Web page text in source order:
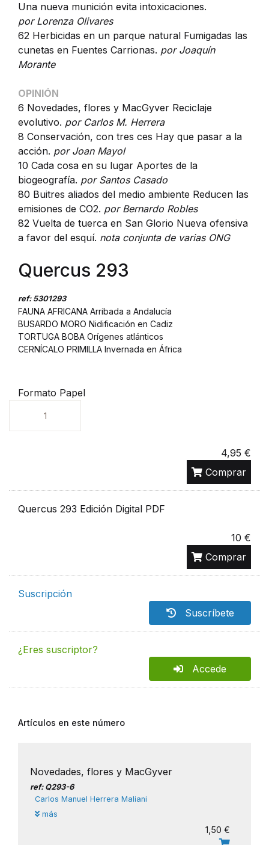
Una nueva munición evita intoxicaciones.
por Lorenza Olivares
62 Herbicidas en un parque natural Fumigadas las
cunetas en Fuentes Carrionas. por Joaquín
Morante
OPINIÓN
6 Novedades, flores y MacGyver Reciclaje
evolutivo. por Carlos M. Herrera
8 Conservación, con tres ces Hay que pasar a la
acción. por Joan Mayol
10 Cada cosa en su lugar Aportes de la
biogeografía. por Santos Casado
80 Buitres aliados del medio ambiente Reducen las
emisiones de CO2. por Bernardo Robles
82 Vuelta de tuerca en San Glorio Nueva ofensiva
a favor del esquí. nota conjunta de varias ONG
Quercus 293
ref: 5301293
FAUNA AFRICANA Arribada a Andalucía
BUSARDO MORO Nidificación en Cadiz
TORTUGA BOBA Orígenes atlánticos
CERNÍCALO PRIMILLA Invernada en África
Formato Papel
Unidades
4,95 €
Comprar
Quercus 293 Edición Digital PDF
10 €
Comprar
Suscripción
Suscríbete
¿Eres suscriptor?
Accede
Artículos en este número
Novedades, flores y MacGyver
ref: Q293-6
Carlos Manuel Herrera Maliani
más
1,50 €